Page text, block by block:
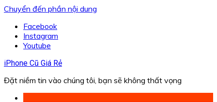
Chuyển đến phần nội dung
Facebook
Instagram
Youtube
iPhone Cũ Giá Rẻ
Đặt niềm tin vào chúng tôi, bạn sẽ không thất vọng